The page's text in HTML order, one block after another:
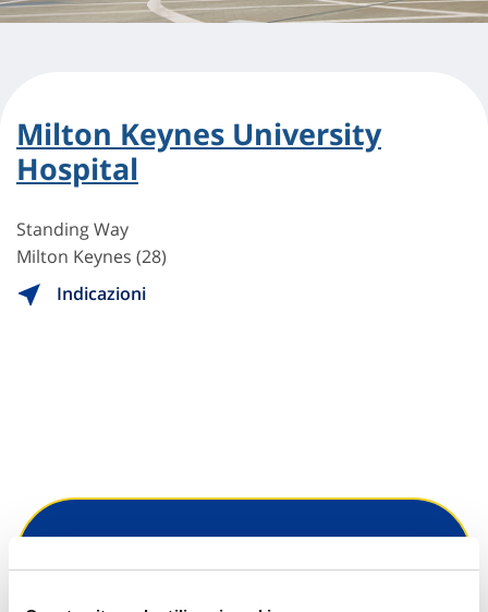
Milton Keynes University
Hospital
Standing Way
Milton Keynes (28)
Indicazioni
Hai bisogno di